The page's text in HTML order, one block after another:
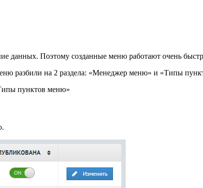
данных. Поэтому созданные меню работают очень
разбили на 2 раздела: «Менеджер меню» и «Типы